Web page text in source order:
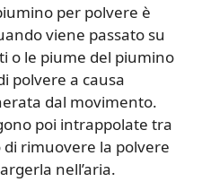
per polvere è
viene passato su
o le piume del piumino
polvere a causa
dal movimento.
poi intrappolate tra
rimuovere la polvere
nell’aria.